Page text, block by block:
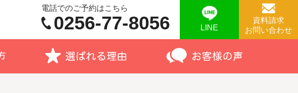
電話でのご予約はこちら
0256-77-8056 LINE
資料請求
お問い合わせ